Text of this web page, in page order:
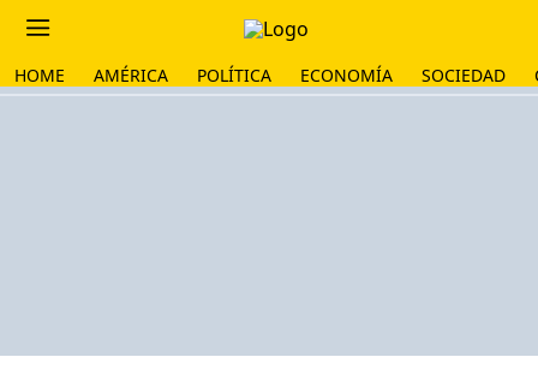
HOME AMÉRICA POLÍTICA ECONOMÍA SOCIEDAD